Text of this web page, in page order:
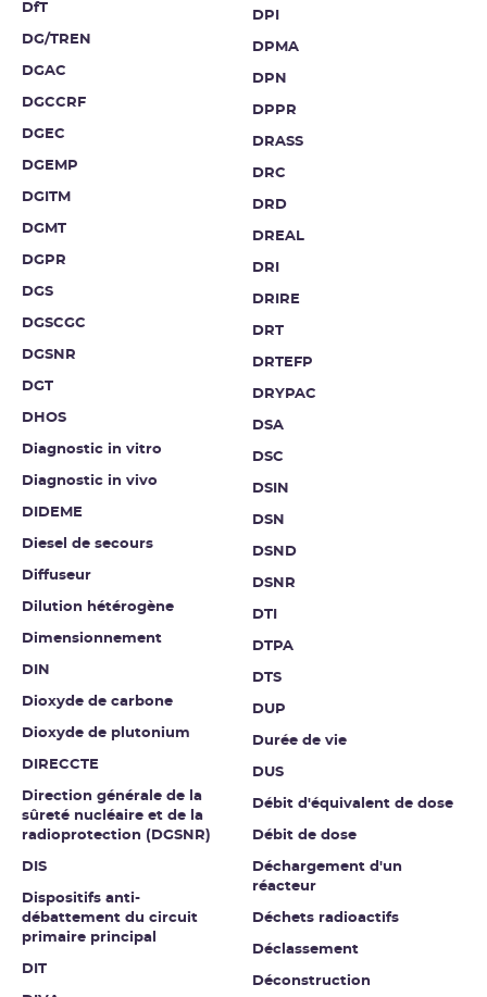
DfT
DG/TREN
DGAC
DGCCRF
DGEC
DGEMP
DGITM
DGMT
DGPR
DGS
DGSCGC
DGSNR
DGT
DHOS
Diagnostic in vitro
Diagnostic in vivo
DIDEME
Diesel de secours
Diffuseur
Dilution hétérogène
Dimensionnement
DIN
Dioxyde de carbone
Dioxyde de plutonium
DIRECCTE
Direction générale de la
sûreté nucléaire et de la
radioprotection (DGSNR)
DIS
Dispositifs anti-
débattement du circuit
primaire principal
DIT
DPI
DPMA
DPN
DPPR
DRASS
DRC
DRD
DREAL
DRI
DRIRE
DRT
DRTEFP
DRYPAC
DSA
DSC
DSIN
DSN
DSND
DSNR
DTI
DTPA
DTS
DUP
Durée de vie
DUS
Débit d'équivalent de dose
Débit de dose
Déchargement d'un
réacteur
Déchets radioactifs
Déclassement
Déconstruction